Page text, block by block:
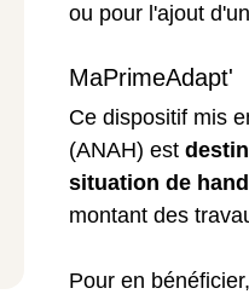
ou pour l'ajout
MaPrimeAdapt'
Ce dispositif mis
(ANAH) est
situation de
montant des
Pour en